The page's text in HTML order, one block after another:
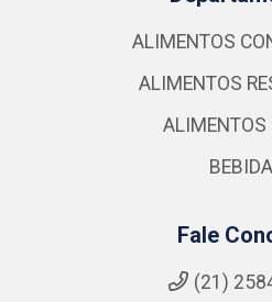
ALIMENTOS
ALIMENTOS
ALIMENTOS
Fale
(21)